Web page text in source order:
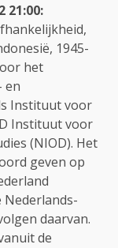
21:00:
1945-
het
en
Instituut voor
Instituut voor
(NIOD). Het
geven op
daarvan.
de